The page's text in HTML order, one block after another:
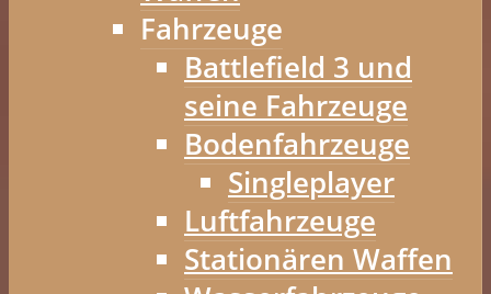
Fahrzeuge
Battlefield 3 und
seine Fahrzeuge
Bodenfahrzeuge
Singleplayer
Luftfahrzeuge
Stationären Waffen